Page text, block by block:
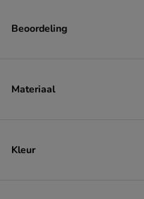
Beoordeling
Materiaal
Kleur